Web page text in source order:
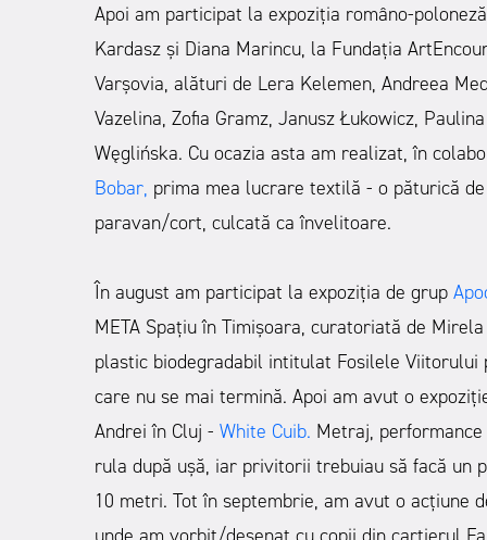
Apoi am participat la expoziția româno-poloneză
Kardasz și Diana Marincu, la Fundația
Varșovia, alături de Lera Kelemen, Andreea
Vazelina, Zofia Gramz, Janusz Łukowicz,
Węglińska. Cu ocazia asta am realizat, în
Bobar, prima mea lucrare textilă - o păturică
paravan/cort, culcată ca învelitoare.
În august am participat la expoziția de grup
META Spațiu în Timișoara, curatoriată de
plastic biodegradabil intitulat Fosilele
care nu se mai termină. Apoi am avut o
Andrei în Cluj - White Cuib. Metraj,
rula după ușă, iar privitorii trebuiau să facă un
10 metri. Tot în septembrie, am avut o